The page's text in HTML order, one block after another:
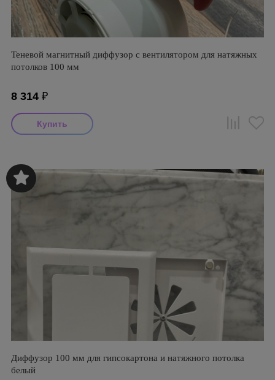
Теневой магнитный диффузор с вентилятором для натяжных
потолков 100 мм
8 314 ₽
Диффузор 100 мм для гипсокартона и натяжного потолка
белый